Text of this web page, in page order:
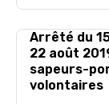
Arrêté du
22 août
sapeurs-
volontaires